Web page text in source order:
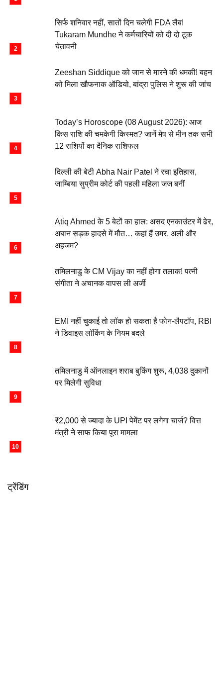
सिर्फ शनिवार नहीं, सातों दिन चलेगी FDA लैब!
Tukaram Mundhe ने कर्मचारियों को दी दो टूक
चेतावनी
Zeeshan Siddique को जान से मारने की धमकी! बहन
को मिला खौफनाक ऑडियो, बांद्रा पुलिस ने शुरू की जांच
Today’s Horoscope (08 August 2026): आज
किस राशि की चमकेगी किस्मत? जानें मेष से मीन तक सभी
12 राशियों का दैनिक राशिफल
दिल्ली की बेटी Abha Nair Patel ने रचा इतिहास,
जाम्बिया सुप्रीम कोर्ट की पहली महिला जज बनीं
Atiq Ahmed के 5 बेटों का हाल: असद एनकाउंटर में ढेर,
अबान सड़क हादसे में मौत… कहां हैं उमर, अली और
अहजम?
तमिलनाडु के CM Vijay का नहीं होगा तलाक! पत्नी
संगीता ने अचानक वापस ली अर्जी
EMI नहीं चुकाई तो लॉक हो सकता है फोन-लैपटॉप, RBI
ने डिवाइस लॉकिंग के नियम बदले
तमिलनाडु में ऑनलाइन शराब बुकिंग शुरू, 4,038 दुकानों
पर मिलेगी सुविधा
₹2,000 से ज्यादा के UPI पेमेंट पर लगेगा चार्ज? वित्त
मंत्री ने साफ किया पूरा मामला
ट्रेंडिंग